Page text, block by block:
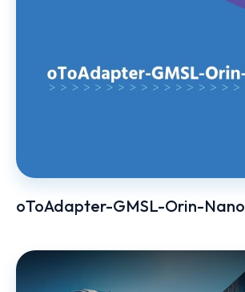
oToAdapter-GMSL-Orin-Nano